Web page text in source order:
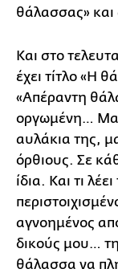
θάλασσας»
Και στο
έχει τίτλο «Η
«Απέραντη
οργωμένη… Μας
αυλάκια της,
όρθιους. Σε
ίδια. Και τι
αγνοημένος
δικούς μου…
θάλασσα να